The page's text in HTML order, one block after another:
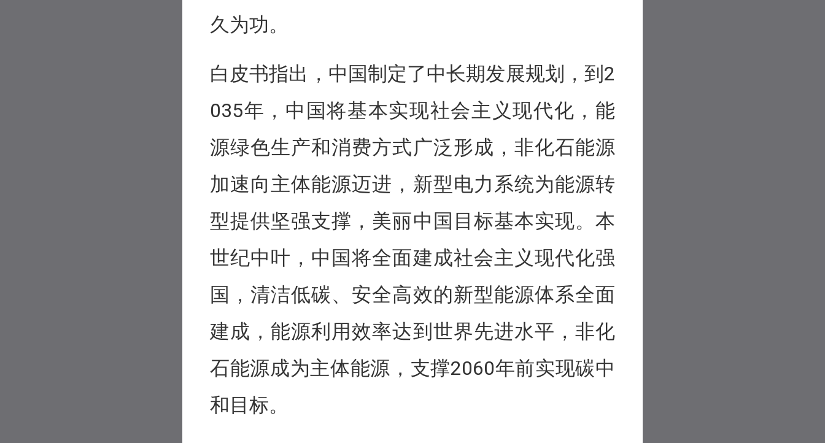
久为功。
白皮书指出，中国制定了中长期发展规划，到2
035年，中国将基本实现社会主义现代化，能
源绿色生产和消费方式广泛形成，非化石能源
加速向主体能源迈进，新型电力系统为能源转
型提供坚强支撑，美丽中国目标基本实现。本
世纪中叶，中国将全面建成社会主义现代化强
国，清洁低碳、安全高效的新型能源体系全面
建成，能源利用效率达到世界先进水平，非化
石能源成为主体能源，支撑2060年前实现碳中
和目标。